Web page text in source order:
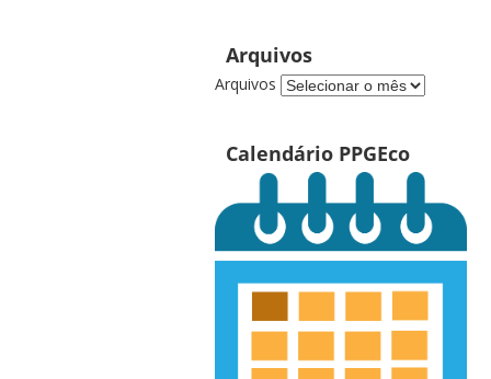
Arquivos
Arquivos
Calendário PPGEco